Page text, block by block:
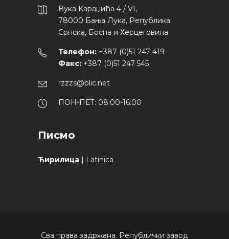
Вука Караџића 4 / VI,
78000 Бања Лука, Република
Српска, Босна и Херцеговина
Телефон: +387 (0)51 247 419
Факс: +387 (0)51 247 545
rzzzs@blic.net
ПОН-ПЕТ: 08:00-16:00
Писмо
Ћирилица Latinica
Сва права задржана. Републички завод